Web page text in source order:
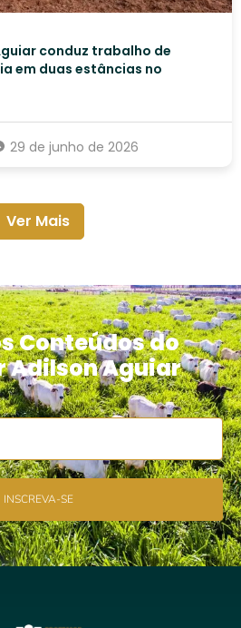
conduz trabalho de
em duas estâncias no
29 de junho de 2026
Ver Mais
Conteúdos do
Adilson Aguiar
INSCREVA-SE